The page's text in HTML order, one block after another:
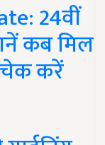
24वीं
कब मिल
करें